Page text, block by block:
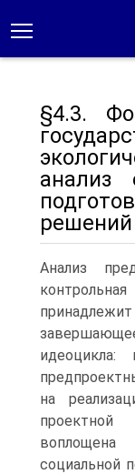
§4.3.
решений
Анализ
идеоцикла:
на
социальной